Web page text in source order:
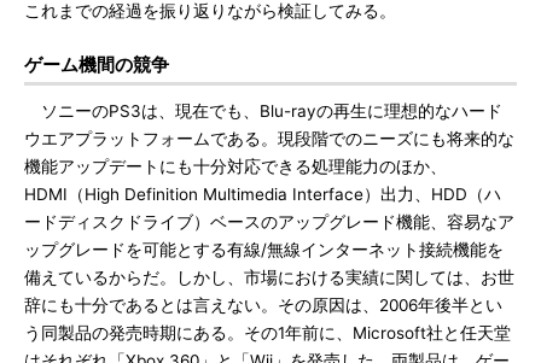
これまでの経過を振り返りながら検証してみる。
ゲーム機間の競争
ソニーのPS3は、現在でも、Blu-rayの再生に理想的なハード
ウエアプラットフォームである。現段階でのニーズにも将来的な
機能アップデートにも十分対応できる処理能力のほか、
HDMI（High Definition Multimedia Interface）出力、HDD（ハ
ードディスクドライブ）ベースのアップグレード機能、容易なア
ップグレードを可能とする有線/無線インターネット接続機能を
備えているからだ。しかし、市場における実績に関しては、お世
辞にも十分であるとは言えない。その原因は、2006年後半とい
う同製品の発売時期にある。その1年前に、Microsoft社と任天堂